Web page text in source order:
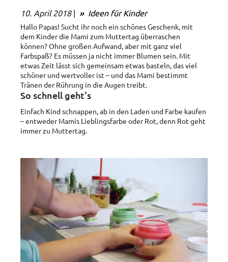
10. April 2018 | Ideen für Kinder
Hallo Papas! Sucht ihr noch ein schönes Geschenk, mit
dem Kinder die Mami zum Muttertag überraschen
können? Ohne großen Aufwand, aber mit ganz viel
Farbspaß? Es müssen ja nicht immer Blumen sein. Mit
etwas Zeit lässt sich gemeinsam etwas basteln, das viel
schöner und wertvoller ist – und das Mami bestimmt
Tränen der Rührung in die Augen treibt.
So schnell geht's
Einfach Kind schnappen, ab in den Laden und Farbe kaufen
– entweder Mamis Lieblingsfarbe oder Rot, denn Rot geht
immer zu Muttertag.